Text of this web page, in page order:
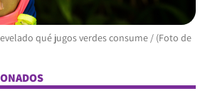
qué jugos verdes consume / (Foto de